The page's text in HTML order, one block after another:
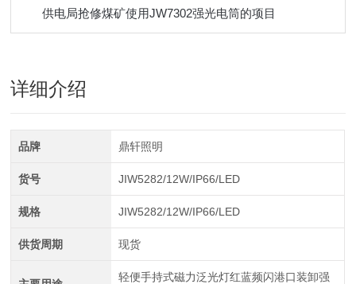
供电局抢修煤矿使用JW7302强光电筒的项目
详细介绍
品牌 鼎轩照明
货号 JIW5282/12W/IP66/LED
规格 JIW5282/12W/IP66/LED
供货周期 现货
轻便手持式磁力泛光灯红蓝频闪港口装卸强